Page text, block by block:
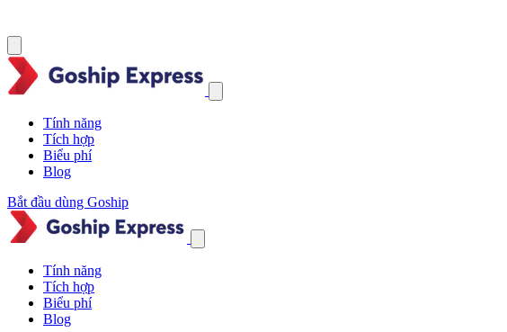
Tính năng
Tích hợp
Biểu phí
Blog
Bắt đầu dùng Goship
Tính năng
Tích hợp
Biểu phí
Blog